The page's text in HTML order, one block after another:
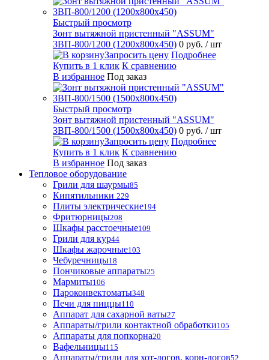
Быстрый просмотр
Зонт вытяжной пристенный "ASSUM"
ЗВП-800/1200 (1200х800х450) 0 руб. / шт
Запросить цену Подробнее
Купить в 1 клик К сравнению
В избранное Под заказ
Быстрый просмотр
Зонт вытяжной пристенный "ASSUM"
ЗВП-800/1500 (1500х800х450) 0 руб. / шт
Запросить цену Подробнее
Купить в 1 клик К сравнению
В избранное Под заказ
Тепловое оборудование
Грили для шаурмы85
Кипятильники 229
Плиты электрические194
Фритюрницы208
Шкафы расстоечные109
Грили для кур44
Шкафы жарочные103
Чебуречницы18
Пончиковые аппараты25
Мармиты106
Пароконвектоматы348
Печи для пиццы110
Аппарат для сахарной ваты27
Аппараты/грили контактной обработки105
Аппараты для попкорна20
Вафельницы115
Аппараты/грили для хот-догов, корн-догов52